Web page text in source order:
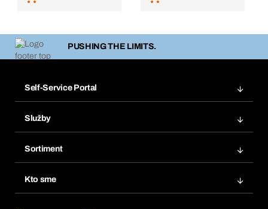
PUSHING THE LIMITS.
Self-Service Portal
Obľúbené
Opakované objednávky
Predplatné
Služby
Chemická databáza
eProcurement
Sortiment
Kto sme